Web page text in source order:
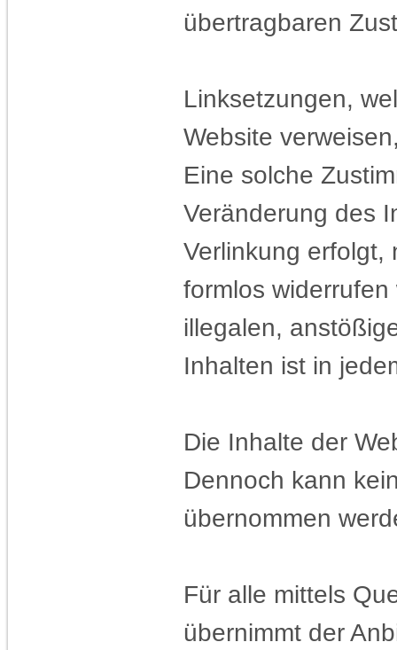
übertragbaren
Linksetzungen,
Website
Eine solche
Veränderung des
Verlinkung erfolgt,
formlos
illegalen,
Inhalten ist in
Die Inhalte der
Dennoch kann
übernommen
Für alle mittels
übernimmt der